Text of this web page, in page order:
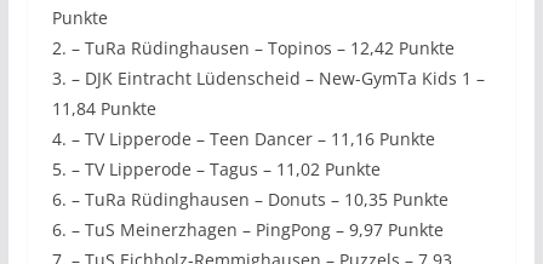
Punkte
2. – TuRa Rüdinghausen – Topinos – 12,42 Punkte
3. – DJK Eintracht Lüdenscheid – New-GymTa Kids 1 –
11,84 Punkte
4. – TV Lipperode – Teen Dancer – 11,16 Punkte
5. – TV Lipperode – Tagus – 11,02 Punkte
6. – TuRa Rüdinghausen – Donuts – 10,35 Punkte
6. – TuS Meinerzhagen – PingPong – 9,97 Punkte